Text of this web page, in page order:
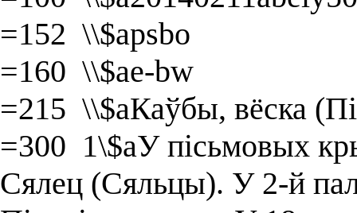
=152 \\$apsbo
=160 \\$ae-bw
=215 \\$aКаўбы, вёска
=300 1\$aУ пісьмовых
Сялец (Сяльцы). У 2-й